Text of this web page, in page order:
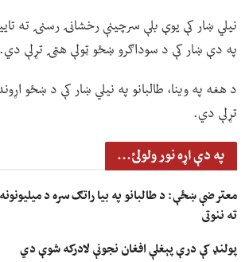
نیلي ښار کې یوې بلې سرچینې رخشانۍ رسنۍ ته
په دې ښار کې د سوداګرو ښځو ټولې هټۍ تړلې دي.
تړلې دي.
په دې اړه نور ولولئ...
معترضې ښځې: د طالبانو په بیا راتګ سره د
ته ننوتی
پولنډ کې درې پېغلې افغان نجونې لادرکه شوې دي